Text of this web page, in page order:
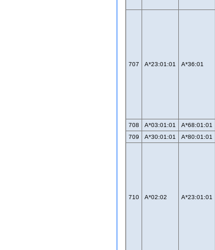
707 A*23:01:01 A*36:01
708 A*03:01:01 A*68:01:01
709
A*30:01:01 A*80:01:01
710 A*02:02 A*23:01:01